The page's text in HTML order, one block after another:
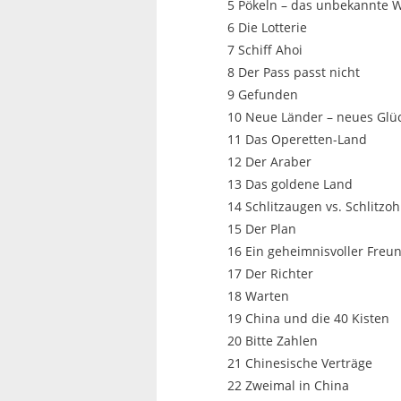
5 Pökeln – das unbekannte
6 Die Lotterie
7 Schiff Ahoi
8 Der Pass passt nicht
9 Gefunden
10 Neue Länder – neues
11 Das Operetten-Land
12 Der Araber
13 Das goldene Land
14 Schlitzaugen vs.
15 Der Plan
16 Ein geheimnisvoller
17 Der Richter
18 Warten
19 China und die 40 Kisten
20 Bitte Zahlen
21 Chinesische Verträge
22 Zweimal in China